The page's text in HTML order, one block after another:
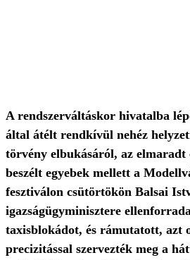
A rendszerváltáskor hivatalba
által átélt rendkívül nehéz
törvény elbukásáról, az elmaradt
beszélt egyebek mellett a
fesztiválon csütörtökön Balsai
igazságügyminisztere
taxisblokádot, és rámutatott, azt
precizitással szervezték meg a